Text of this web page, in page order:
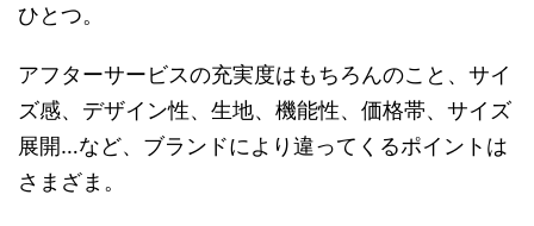
ひとつ。
アフターサービスの充実度はもちろんのこと、サイ
ズ感、デザイン性、生地、機能性、価格帯、サイズ
展開…など、ブランドにより違ってくるポイントは
さまざま。